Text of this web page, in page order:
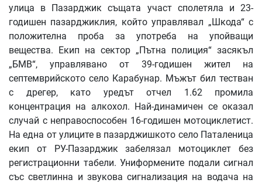
улица в Пазарджик същата участ сполетяла и 23-
годишен пазарджиклия, който управлявал „Шкода“ с
положителна проба за употреба на упойващи
вещества. Екип на сектор „Пътна полиция“ засякъл
„БМВ“, управлявано от 39-годишен жител на
септемврийското село Карабунар. Мъжът бил тестван
с дрегер, като уредът отчел 1.62 промила
концентрация на алкохол. Най-динамичен се оказал
случай с неправоспособен 16-годишен мотоциклетист.
На една от улиците в пазарджишкото село Паталеница
екип от РУ-Пазарджик забелязал мотоциклет без
регистрационни табели. Униформените подали сигнал
със светлинна и звукова сигнализация на водача на